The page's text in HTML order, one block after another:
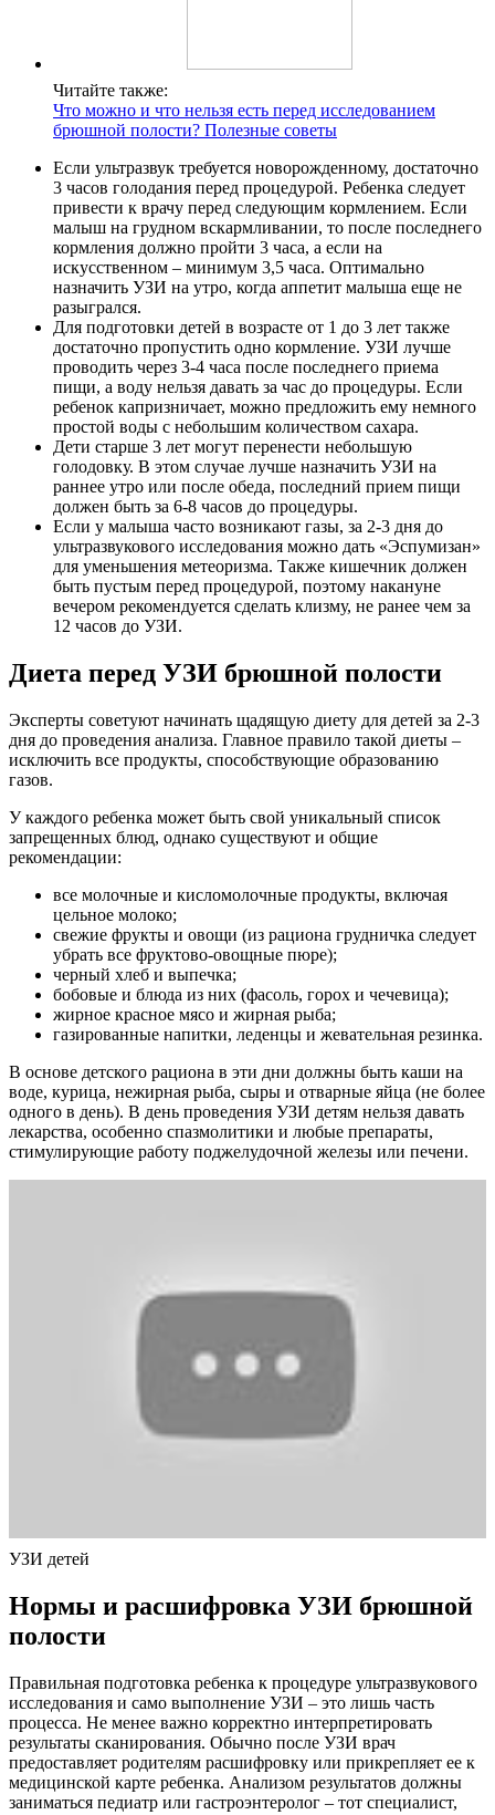
Читайте также:
Что можно и что нельзя есть перед исследованием
брюшной полости? Полезные советы
Если ультразвук требуется новорожденному, достаточно
3 часов голодания перед процедурой. Ребенка следует
привести к врачу перед следующим кормлением. Если
малыш на грудном вскармливании, то после последнего
кормления должно пройти 3 часа, а если на
искусственном – минимум 3,5 часа. Оптимально
назначить УЗИ на утро, когда аппетит малыша еще не
разыгрался.
Для подготовки детей в возрасте от 1 до 3 лет также
достаточно пропустить одно кормление. УЗИ лучше
проводить через 3-4 часа после последнего приема
пищи, а воду нельзя давать за час до процедуры. Если
ребенок капризничает, можно предложить ему немного
простой воды с небольшим количеством сахара.
Дети старше 3 лет могут перенести небольшую
голодовку. В этом случае лучше назначить УЗИ на
раннее утро или после обеда, последний прием пищи
должен быть за 6-8 часов до процедуры.
Если у малыша часто возникают газы, за 2-3 дня до
ультразвукового исследования можно дать «Эспумизан»
для уменьшения метеоризма. Также кишечник должен
быть пустым перед процедурой, поэтому накануне
вечером рекомендуется сделать клизму, не ранее чем за
12 часов до УЗИ.
Диета перед УЗИ брюшной полости
Эксперты советуют начинать щадящую диету для детей за 2-3
дня до проведения анализа. Главное правило такой диеты –
исключить все продукты, способствующие образованию
газов.
У каждого ребенка может быть свой уникальный список
запрещенных блюд, однако существуют и общие
рекомендации:
все молочные и кисломолочные продукты, включая
цельное молоко;
свежие фрукты и овощи (из рациона грудничка следует
убрать все фруктово-овощные пюре);
черный хлеб и выпечка;
бобовые и блюда из них (фасоль, горох и чечевица);
жирное красное мясо и жирная рыба;
газированные напитки, леденцы и жевательная резинка.
В основе детского рациона в эти дни должны быть каши на
воде, курица, нежирная рыба, сыры и отварные яйца (не более
одного в день). В день проведения УЗИ детям нельзя давать
лекарства, особенно спазмолитики и любые препараты,
стимулирующие работу поджелудочной железы или печени.
УЗИ детей
Нормы и расшифровка УЗИ брюшной
полости
Правильная подготовка ребенка к процедуре ультразвукового
исследования и само выполнение УЗИ – это лишь часть
процесса. Не менее важно корректно интерпретировать
результаты сканирования. Обычно после УЗИ врач
предоставляет родителям расшифровку или прикрепляет ее к
медицинской карте ребенка. Анализом результатов должны
заниматься педиатр или гастроэнтеролог – тот специалист,